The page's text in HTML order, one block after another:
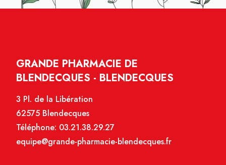
GRANDE PHARMACIE DE
BLENDECQUES - BLENDECQUES
3 Pl. de la Libération
62575 Blendecques
Téléphone: 03.21.38.29.27
equipe@grande-pharmacie-blendecques.fr